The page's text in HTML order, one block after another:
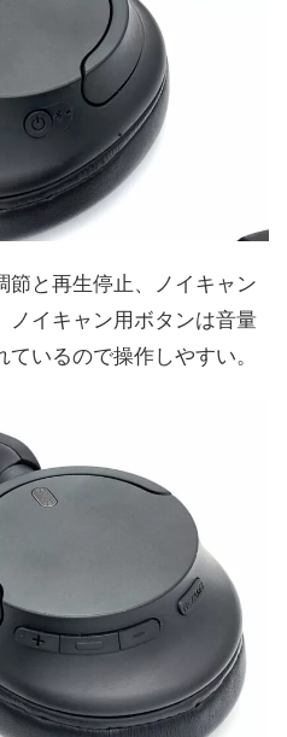
節と再生停止、ノイキャン
ノイキャン用ボタンは音量
いるので操作しやすい。